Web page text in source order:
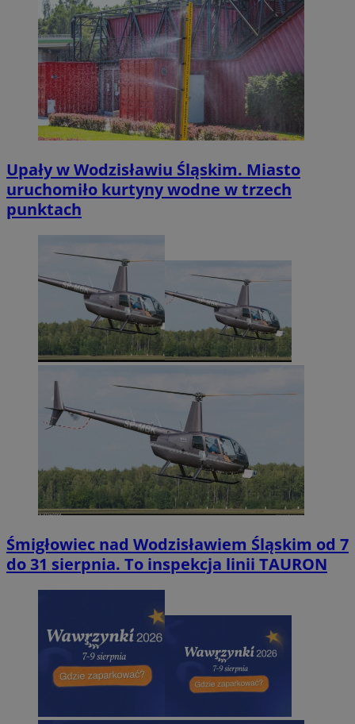
Upały w Wodzisławiu Śląskim. Miasto
uruchomiło kurtyny wodne w trzech
punktach
Śmigłowiec nad Wodzisławiem Śląskim od 7
do 31 sierpnia. To inspekcja linii TAURON